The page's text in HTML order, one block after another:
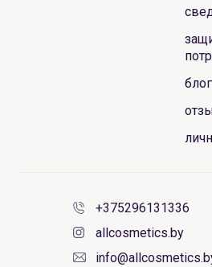
+375296131336
allcosmetics.by